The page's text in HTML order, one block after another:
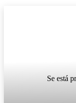
Se está